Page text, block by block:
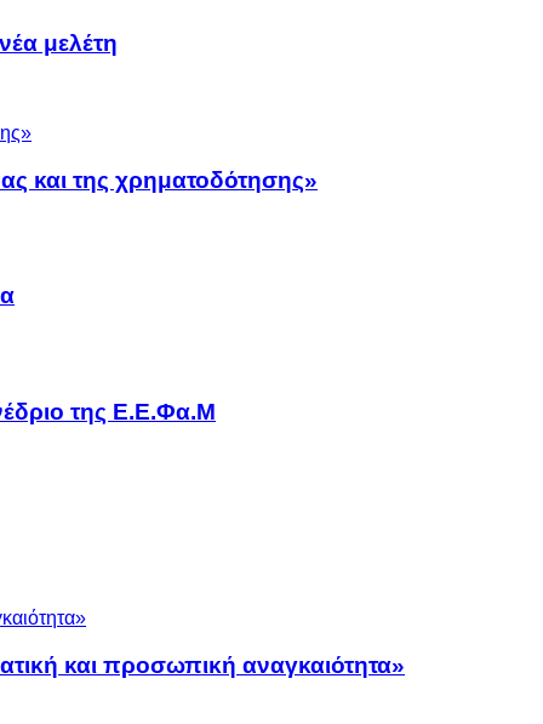
μελέτη
και της χρηματοδότησης»
της Ε.Ε.Φα.Μ
και προσωπική αναγκαιότητα»